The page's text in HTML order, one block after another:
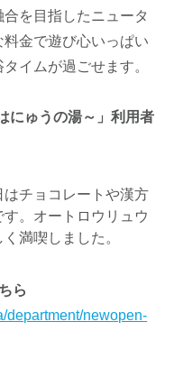
を目指したニュータ
金で遊び心いっぱい
イムが過ごせます。
にゅうの湯～」利用者
チョコレートや漢方
。オートロウリュウ
満喫しました。
ら
department/newopen-